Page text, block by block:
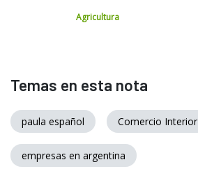
Agricultura
Temas en esta nota
paula español Comercio Interior
empresas en argentina